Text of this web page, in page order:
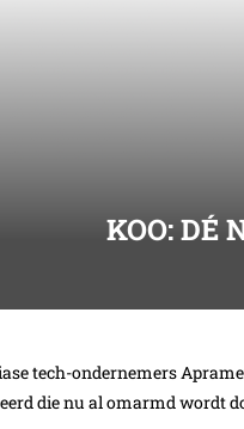
KOO: DÉ
tech-ondernemers
die nu al omarmd wordt